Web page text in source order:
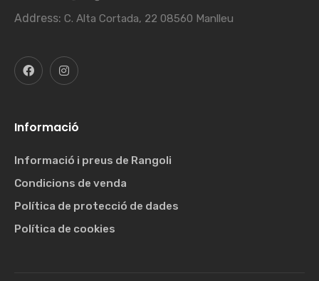
Address: C. Alta Cortada, 22 08560 Manlleu
Informació
Informació i preus de Rangoli
Condicions de venda
Política de protecció de dades
Política de cookies